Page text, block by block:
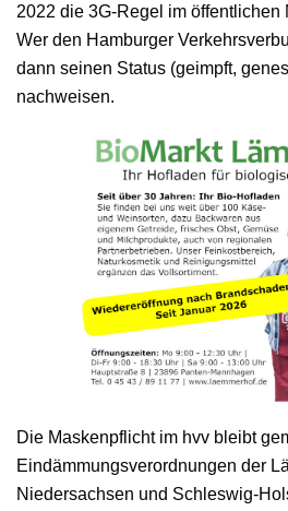
2022 die 3G-Regel im öffentlichen
Wer den Hamburger
dann seinen Status (geimpft,
nachweisen.
Die Maskenpflicht im hvv bleibt
Eindämmungsverordnungen der
Niedersachsen und Schleswig-